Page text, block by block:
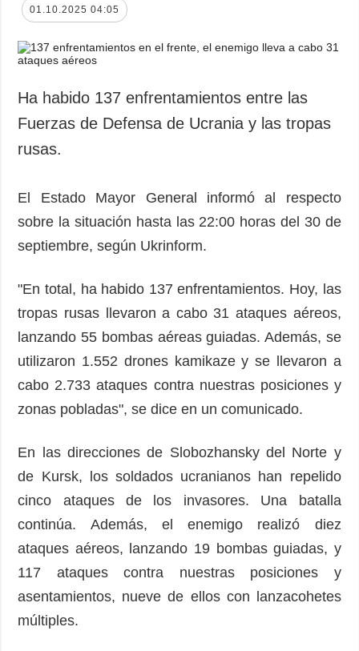
01.10.2025 04:05
Ha habido 137 enfrentamientos entre las
Fuerzas de Defensa de Ucrania y las tropas
rusas.
El Estado Mayor General informó al respecto
sobre la situación hasta las 22:00 horas del 30 de
septiembre, según Ukrinform.
"En total, ha habido 137 enfrentamientos. Hoy, las
tropas rusas llevaron a cabo 31 ataques aéreos,
lanzando 55 bombas aéreas guiadas. Además, se
utilizaron 1.552 drones kamikaze y se llevaron a
cabo 2.733 ataques contra nuestras posiciones y
zonas pobladas", se dice en un comunicado.
En las direcciones de Slobozhansky del Norte y
de Kursk, los soldados ucranianos han repelido
cinco ataques de los invasores. Una batalla
continúa. Además, el enemigo realizó diez
ataques aéreos, lanzando 19 bombas guiadas, y
117 ataques contra nuestras posiciones y
asentamientos, nueve de ellos con lanzacohetes
múltiples.